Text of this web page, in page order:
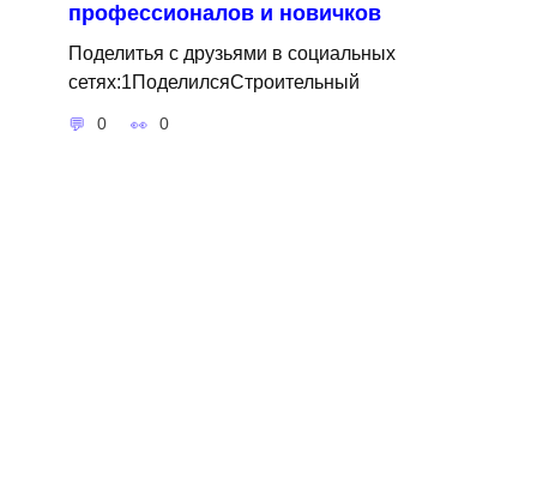
профессионалов и новичков
Поделитья с друзьями в социальных
сетях:1ПоделилсяСтроительный
0 0